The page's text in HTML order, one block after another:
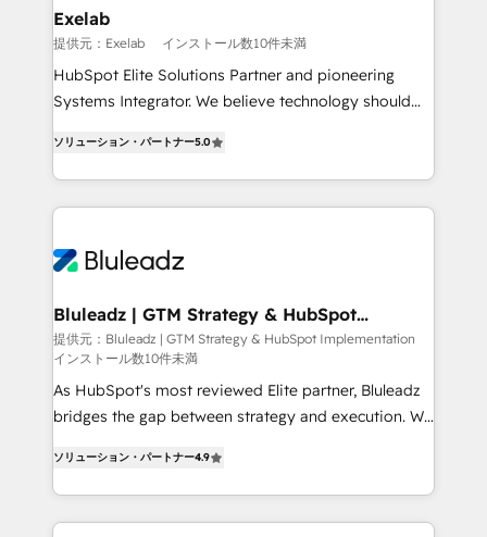
を、CRMを軸とした全社共通基盤に再構築します。意
思決定者・PMO・現場担当者に並走します。 1️⃣
HubSpot導入・活用支援 顧客データの一元化から、
GTMの見える化・自動化まで。全Hub統合運用、デー
2️⃣ AIエージェント組織構築 営業・マーケティング業務
の一部をAIが自律実行する組織への移行を設計・実装。
DX × AI推進のPMO伴走支援 複数部門をまたぐDX×AI変
革を、構想から実装・定着までPMOとして主導。「設
の統合・浸透・変革管理を実行します。 ▸ CMS戦略設
計・構築：リード獲得・CVR・SEOを前提にした情報設
計・導線設計・テンプレート設計をContent Hubで一体
提供。 ▸ 既存CRM・MAからの移行支援：Salesforce・
Marketo・Pardot等からの移行、カスタム設計、履歴
データ移行と活用設計まで。 ▸ AEO対応：ChatGPT・
Exelab
提供元：Exelab インストール数10件未満
HubSpot Elite Solutions Partner and pioneering
Systems Integrator. We believe technology should
Every engagement begins with clear objectives,
customer journey mapping, and measurable KPIs.
Only then we architect solutions. The question is
outcomes to deliver. -SYSTEM INTEGRATION-
make HubSpot the operational hub, integrated with
SAP, Microsoft Dynamics, custom ERPs, and any
enterprise platform. Proprietary apps extend
HubSpot beyond standard configurations. -AI-
FIRST- AI across customer-facing operations to
unlock efficiency at scale. From predictive
intelligence to conversational AI, we turn data into
action and automation into competitive advantage.
ソリューション・パートナー5.0
Bluleadz | GTM Strategy & HubSpot
Implementation
提供元：Bluleadz | GTM Strategy & HubSpot Implementation
インストール数10件未満
As HubSpot's most reviewed Elite partner, Bluleadz
bridges the gap between strategy and execution. We
Operating System (GTM OS) to align your leadership
and engineer a portal that drives predictable
revenue velocity. 🚀 GTM Strategy & Alignment
ソリューション・パートナー4.9